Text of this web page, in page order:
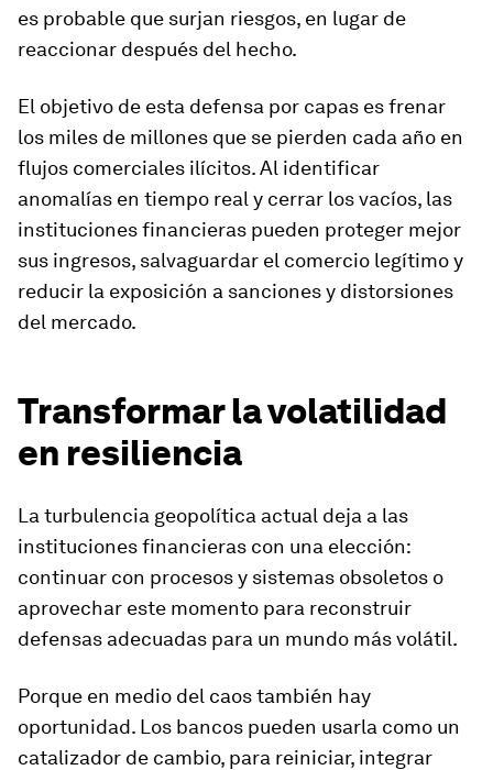
es probable que surjan riesgos, en lugar de
reaccionar después del hecho.
El objetivo de esta defensa por capas es frenar
los miles de millones que se pierden cada año en
flujos comerciales ilícitos. Al identificar
anomalías en tiempo real y cerrar los vacíos, las
instituciones financieras pueden proteger mejor
sus ingresos, salvaguardar el comercio legítimo y
reducir la exposición a sanciones y distorsiones
del mercado.
Transformar la volatilidad
en resiliencia
La turbulencia geopolítica actual deja a las
instituciones financieras con una elección:
continuar con procesos y sistemas obsoletos o
aprovechar este momento para reconstruir
defensas adecuadas para un mundo más volátil.
Porque en medio del caos también hay
oportunidad. Los bancos pueden usarla como un
catalizador de cambio, para reiniciar, integrar